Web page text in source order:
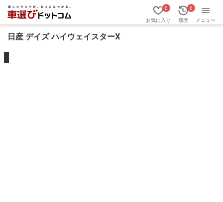
お気に入り
0
履歴
0
メニュー
日産 デイズ ハイウェイスターX